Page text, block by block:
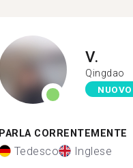
V.
Qingdao
NUOVO
PARLA CORRENTEMENTE
Tedesco Inglese